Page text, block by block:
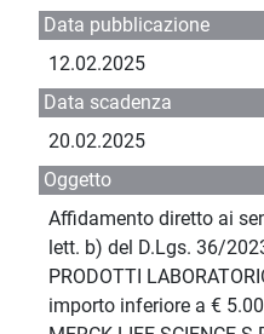
Data pubblicazione
12.02.2025
Data scadenza
20.02.2025
Oggetto
Affidamento diretto ai
lett. b) del D.Lgs. 36/
PRODOTTI
importo inferiore a €